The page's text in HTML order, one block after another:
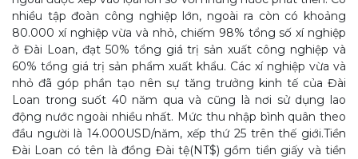
nhiều tập đoàn công nghiệp lớn, ngoài ra còn có khoảng
80.000 xí nghiệp vừa và nhỏ, chiếm 98% tổng số xí nghiệp
ở Đài Loan, đạt 50% tổng giá trị sản xuất công nghiệp và
60% tổng giá trị sản phẩm xuất khẩu. Các xí nghiệp vừa và
nhỏ đã góp phần tạo nên sự tăng trưởng kinh tế của Đài
Loan trong suốt 40 năm qua và cũng là nơi sử dụng lao
động nước ngoài nhiều nhất. Mức thu nhập bình quân theo
đầu người là 14.000USD/năm, xếp thứ 25 trên thế giới.Tiền
Đài Loan có tên là đồng Đài tệ(NT$) gồm tiền giấy và tiền